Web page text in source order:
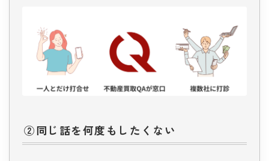
②同じ話を何度もしたくない